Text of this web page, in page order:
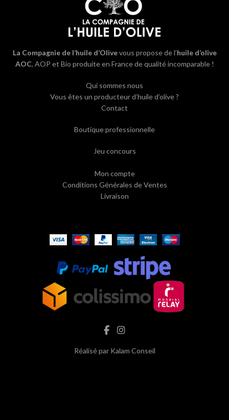
La Compagnie de l’huile d’Olivevous propose de l’huile d’olive
AOC, AOP et Bio produite en France de qualité incomparable !
Qui sommes nous
Vous êtes un producteur d’huile d’olive ?
Contact
Boutique professionnelle
Jeu concours
Mon compte
Conditions Générales de Ventes
Livraison
Réalisé par Kalam Conseil